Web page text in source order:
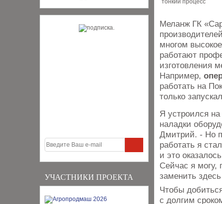
УЧАСТНИКИ ПРОЕКТА
Меланж ГК
многом
работают
изготовления
Например,
работать на
только
Я устроился
наладки
Дмитрий. - Но
работать я
и это
Сейчас я могу,
заменить
Чтобы
с долгим